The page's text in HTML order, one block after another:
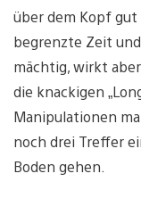
über dem Kopf
begrenzte Zeit
mächtig, wirkt
die knackigen
Manipulationen
noch drei Treffer
Boden gehen.